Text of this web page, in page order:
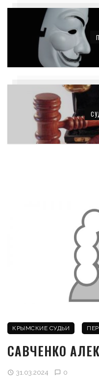
КРЫМСКИЕ СУДЬИ
САВЧЕНКО
31.03.2024 0